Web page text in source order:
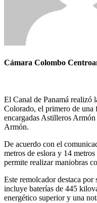
Cámara Colombo
El Canal de Panamá realizó
Colorado, el primero de una
encargadas Astilleros
Armón.
De acuerdo con el
metros de eslora y 14
permite realizar maniobras
Este remolcador destaca
incluye baterías de 445
energético superior y una